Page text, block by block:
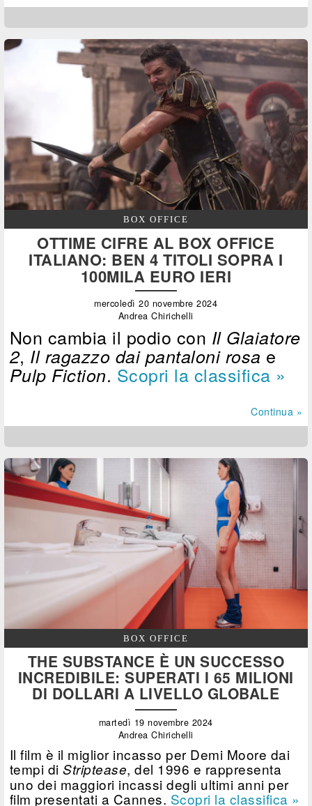
BOX OFFICE
OTTIME CIFRE AL BOX OFFICE
ITALIANO: BEN 4 TITOLI SOPRA I
100MILA EURO IERI
mercoledì 20 novembre 2024
Andrea Chirichelli
Non cambia il podio con Il Glaiatore
2, Il ragazzo dai pantaloni rosa e
Pulp Fiction. Scopri la classifica »
Continua »
BOX OFFICE
THE SUBSTANCE È UN SUCCESSO
INCREDIBILE: SUPERATI I 65 MILIONI
DI DOLLARI A LIVELLO GLOBALE
martedì 19 novembre 2024
Andrea Chirichelli
Il film è il miglior incasso per Demi Moore dai
tempi diStriptease, del 1996 e rappresenta
uno dei maggiori incassi degli ultimi anni per
film presentati a Cannes. Scopri la classifica »